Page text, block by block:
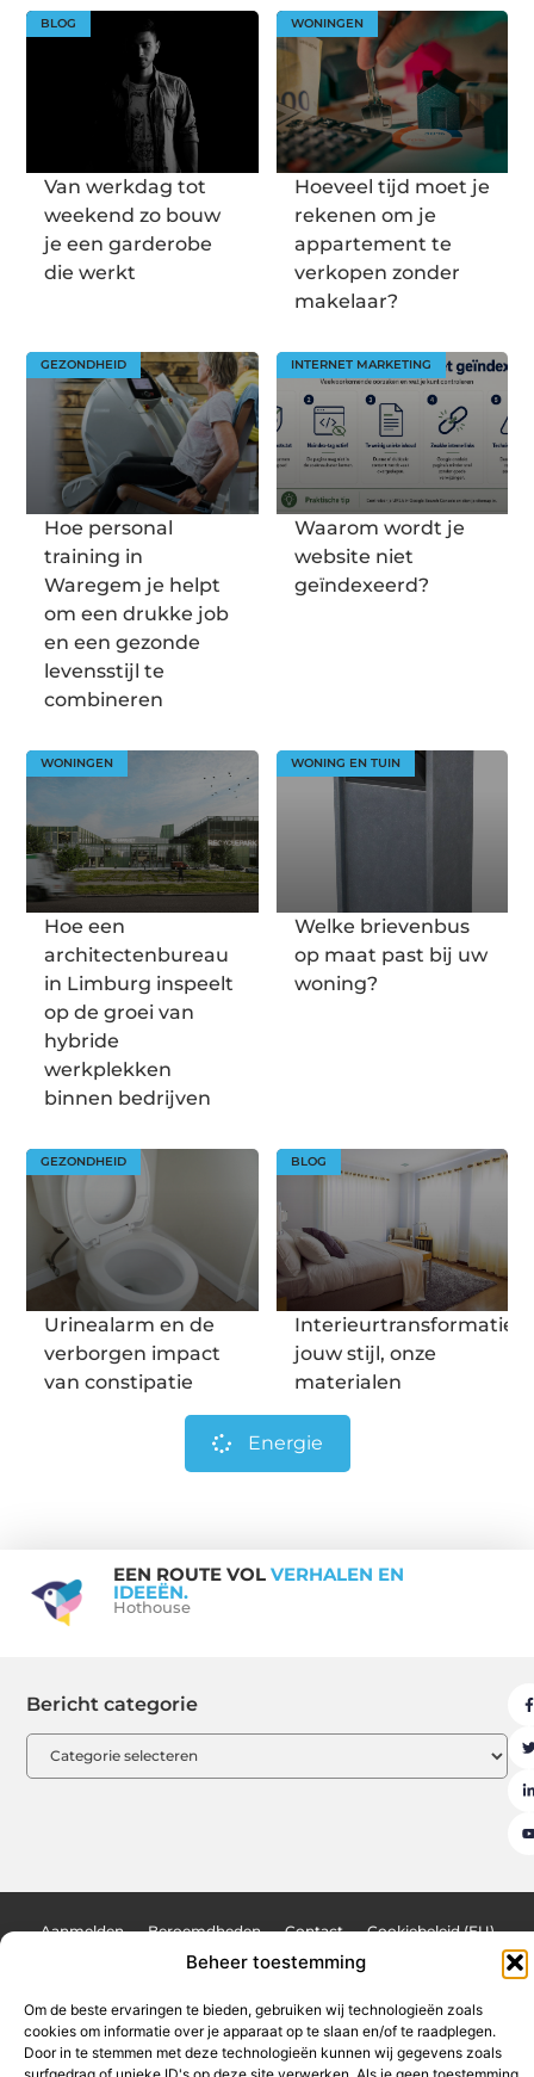
Beheer toestemming
Om de beste ervaringen te bieden, gebruiken wij technologieën zoals
cookies om informatie over je apparaat op te slaan en/of te raadplegen.
Door in te stemmen met deze technologieën kunnen wij gegevens zoals
BLOG
Van werkdag tot
weekend zo bouw
je een garderobe
die werkt
WONINGEN
Hoeveel tijd moet je
rekenen om je
appartement te
verkopen zonder
makelaar?
GEZONDHEID
Hoe personal
training in
Waregem je helpt
om een drukke job
en een gezonde
levensstijl te
combineren
INTERNET MARKETING
Waarom wordt je
website niet
geïndexeerd?
WONINGEN
Hoe een
architectenbureau
in Limburg inspeelt
op de groei van
hybride
werkplekken
binnen bedrijven
WONING EN TUIN
Welke brievenbus
op maat past bij uw
woning?
GEZONDHEID
Urinealarm en de
verborgen impact
van constipatie
BLOG
Interieurtransformatie:
jouw stijl, onze
materialen
Energie
EEN ROUTE VOL VERHALEN EN
IDEEËN.
Hothouse
Bericht categorie
Aanmelden Beroemdheden Contact Cookiebeleid (EU)
Partners Website index Uit De Media
Goede backlinks kopen: de sleutel tot een sterke online autoriteit
Geld verdienen op internet: jouw weg naar financiële vrijheid